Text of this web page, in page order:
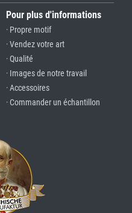
Pour plus d'informations
· Propre motif
· Vendez votre art
· Qualité
· Images de notre travail
· Accessoires
· Commander un échantillon